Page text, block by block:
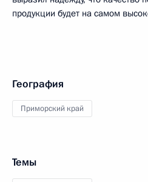
продукции будет на самом
География
Приморский край
Темы